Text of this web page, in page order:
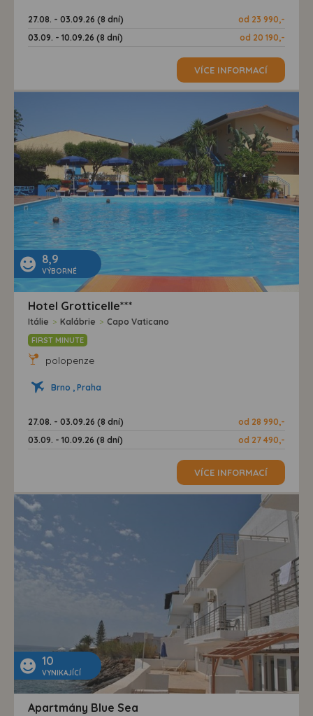
27.08. - 03.09.26 (8 dní)
od 23 990,-
03.09. - 10.09.26 (8 dní)
od 20 190,-
VÍCE INFORMACÍ
8,9
VÝBORNÉ
Hotel Grotticelle***
Itálie > Kalábrie > Capo Vaticano
FIRST MINUTE
polopenze
Brno , Praha
27.08. - 03.09.26 (8 dní)
od 28 990,-
03.09. - 10.09.26 (8 dní)
od 27 490,-
VÍCE INFORMACÍ
10
VYNIKAJÍCÍ
Apartmány Blue Sea